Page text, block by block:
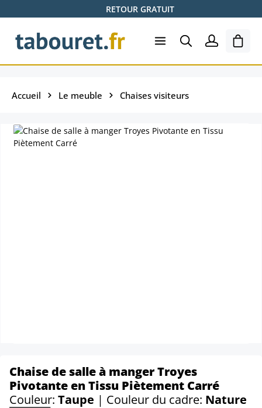
Passer au contenu principalRETOUR GRATUIT
Le
Accueil Le meuble Chaises visiteurs
Chaise de salle à manger Troyes
Pivotante en Tissu Piètement Carré
Couleur: Taupe | Couleur du cadre: Nature